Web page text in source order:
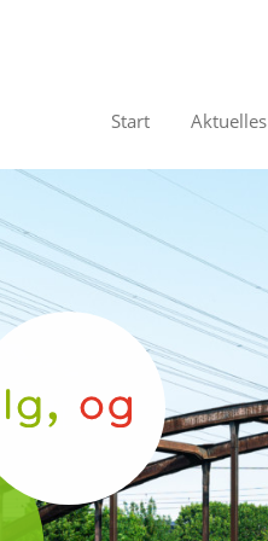
Start Aktuelles